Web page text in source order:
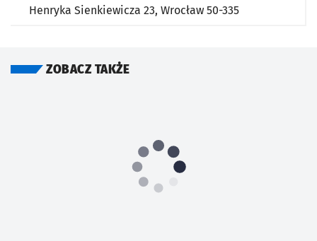
Henryka Sienkiewicza 23, Wrocław 50-335
ZOBACZ TAKŻE